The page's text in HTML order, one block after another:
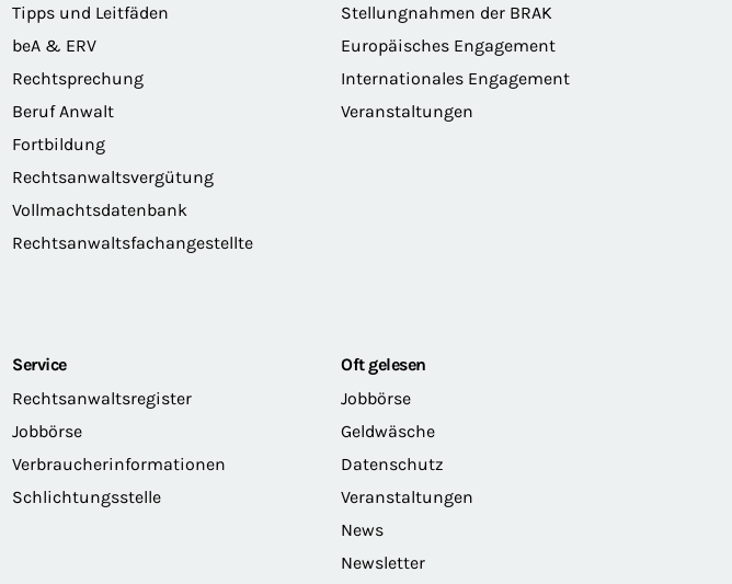
Tipps und Leitfäden
beA & ERV
Rechtsprechung
Beruf Anwalt
Fortbildung
Rechtsanwaltsvergütung
Vollmachtsdatenbank
Rechtsanwaltsfachangestellte
Stellungnahmen der BRAK
Europäisches Engagement
Internationales Engagement
Veranstaltungen
Service
Rechtsanwaltsregister
Jobbörse
Verbraucherinformationen
Schlichtungsstelle
Oft gelesen
Jobbörse
Geldwäsche
Datenschutz
Veranstaltungen
News
Newsletter